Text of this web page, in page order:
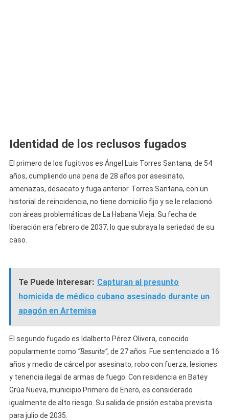
Identidad de los reclusos fugados
El primero de los fugitivos es Ángel Luis Torres Santana, de 54
años, cumpliendo una pena de 28 años por asesinato,
amenazas, desacato y fuga anterior. Torres Santana, con un
historial de reincidencia, no tiene domicilio fijo y se le relacionó
con áreas problemáticas de La Habana Vieja. Su fecha de
liberación era febrero de 2037, lo que subraya la seriedad de su
caso.
Te Puede Interesar: Capturan al presunto
homicida de médico cubano asesinado durante un
apagón en Artemisa
El segundo fugado es Idalberto Pérez Olivera, conocido
popularmente como “Basurita”, de 27 años. Fue sentenciado a 16
años y medio de cárcel por asesinato, robo con fuerza, lesiones
y tenencia ilegal de armas de fuego. Con residencia en Batey
Grúa Nueva, municipio Primero de Enero, es considerado
igualmente de alto riesgo. Su salida de prisión estaba prevista
para julio de 2035.